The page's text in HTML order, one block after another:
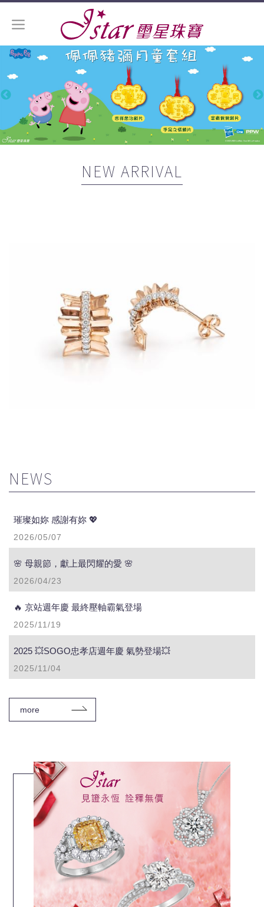
NEW ARRIVAL
NEWS
璀璨如妳 感謝有妳 💖
2026/05/07
🌸 母親節，獻上最閃耀的愛 🌸
2026/04/23
🔥 京站週年慶 最終壓軸霸氣登場
2025/11/19
2025 💥SOGO忠孝店週年慶 氣勢登場💥
2025/11/04
more